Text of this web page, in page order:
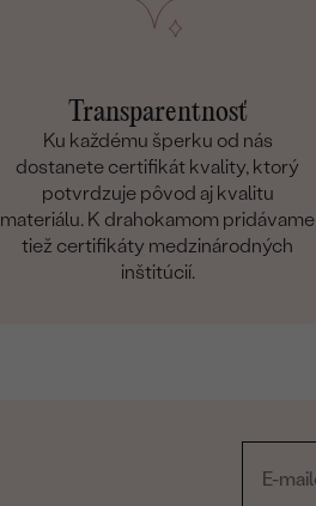
Transparentnosť
Ku každému šperku od nás
dostanete certifikát kvality, ktorý
potvrdzuje pôvod aj kvalitu
materiálu. K drahokamom pridávame
tiež certifikáty medzinárodných
inštitúcií.